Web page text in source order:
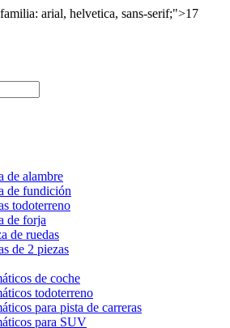
arial, helvetica, sans-serif;">17
de alambre
de fundición
todoterreno
de forja
de ruedas
de 2 piezas
de coche
todoterreno
para pista de carreras
para SUV